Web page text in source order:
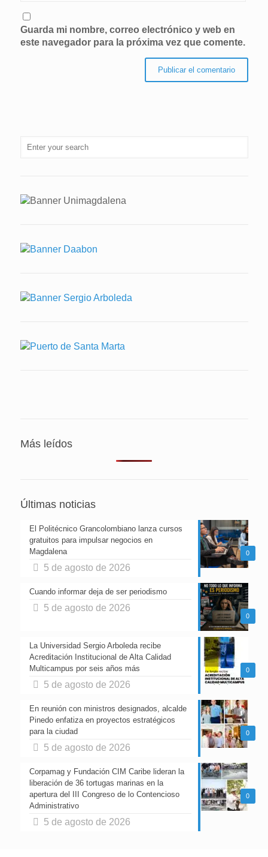
Guarda mi nombre, correo electrónico y web en
este navegador para la próxima vez que comente.
Más leídos
Últimas noticias
0
El Politécnico Grancolombiano lanza cursos
gratuitos para impulsar negocios en
Magdalena
5 de agosto de 2026
0
Cuando informar deja de ser periodismo
5 de agosto de 2026
0
La Universidad Sergio Arboleda recibe
Acreditación Institucional de Alta Calidad
Multicampus por seis años más
5 de agosto de 2026
0
En reunión con ministros designados, alcalde
Pinedo enfatiza en proyectos estratégicos
para la ciudad
5 de agosto de 2026
0
Corpamag y Fundación CIM Caribe lideran la
liberación de 36 tortugas marinas en la
apertura del III Congreso de lo Contencioso
Administrativo
5 de agosto de 2026